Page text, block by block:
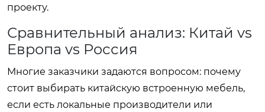
проекту.
Сравнительный анализ: Китай vs
Европа vs Россия
Многие заказчики задаются вопросом: почему
стоит выбирать китайскую встроенную мебель,
если есть локальные производители или